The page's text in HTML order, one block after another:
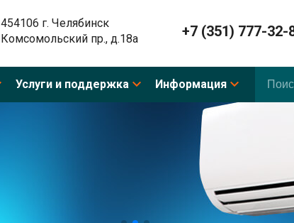
454106 г. Челябинск
Комсомольский пр., д.18а
+7 (351) 777-32-
Услуги и поддержка Информация